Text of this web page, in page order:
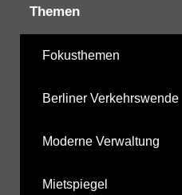
Themen
Fokusthemen
Berliner Verkehrswende
Moderne Verwaltung
Mietspiegel